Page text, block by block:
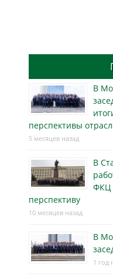
В
перспективы
5 месяцев назад
В
ФКЦ
перспективу
10 месяцев назад
В
1 год